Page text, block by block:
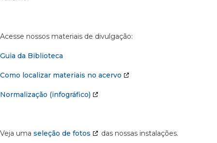
Acesse nossos materiais de divulgação:
Guia da Biblioteca
Como localizar materiais no acervo
Normalização (infográfico)
Veja uma seleção de fotos das nossas instalações.